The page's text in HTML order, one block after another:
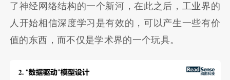
了神经网络结构的一个新河，在此之后，工业界的
人开始相信深度学习是有效的，可以产生一些有价
值的东西，而不仅是学术界的一个玩具。